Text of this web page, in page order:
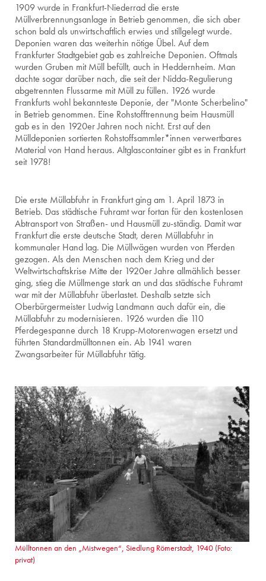
1909 wurde in Frankfurt-Niederrad die erste
Müllverbrennungsanlage in Betrieb genommen, die sich aber
schon bald als unwirtschaftlich erwies und stillgelegt wurde.
Deponien waren das weiterhin nötige Übel. Auf dem
Frankfurter Stadtgebiet gab es zahlreiche Deponien. Oftmals
wurden Gruben mit Müll befüllt, auch in Heddernheim. Man
dachte sogar darüber nach, die seit der Nidda-Regulierung
abgetrennten Flussarme mit Müll zu füllen. 1926 wurde
Frankfurts wohl bekannteste Deponie, der "Monte Scherbelino"
in Betrieb genommen. Eine Rohstofftrennung beim Hausmüll
gab es in den 1920er Jahren noch nicht. Erst auf den
Mülldeponien sortierten Rohstoffsammler*innen verwertbares
Material von Hand heraus. Altglascontainer gibt es in Frankfurt
seit 1978!
Die erste Müllabfuhr in Frankfurt ging am 1. April 1873 in
Betrieb. Das städtische Fuhramt war fortan für den kostenlosen
Abtransport von Straßen- und Hausmüll zu-ständig. Damit war
Frankfurt die erste deutsche Stadt, deren Müllabfuhr in
kommunaler Hand lag. Die Müllwägen wurden von Pferden
gezogen. Als den Menschen nach dem Krieg und der
Weltwirtschaftskrise Mitte der 1920er Jahre allmählich besser
ging, stieg die Müllmenge stark an und das städtische Fuhramt
war mit der Müllabfuhr überlastet. Deshalb setzte sich
Oberbürgermeister Ludwig Landmann auch dafür ein, die
Müllabfuhr zu modernisieren. 1926 wurden die 110
Pferdegespanne durch 18 Krupp-Motorenwagen ersetzt und
führten Standardmülltonnen ein. Ab 1941 waren
Zwangsarbeiter für Müllabfuhr tätig.
Mülltonnen an den „Mistwegen“, Siedlung Römerstadt, 1940 (Foto:
privat)